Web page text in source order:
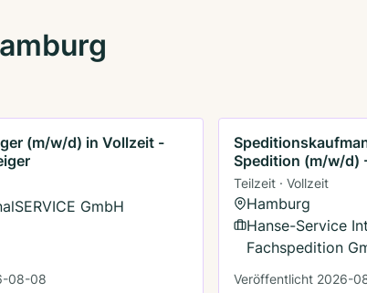
(m/w/d) in Vollzeit -
GmbH
08-08
Spedition (m/w/d)
Teilzeit · Vollzeit
Hamburg
Hanse-Service
Fachspedition
Veröffentlicht 2026-